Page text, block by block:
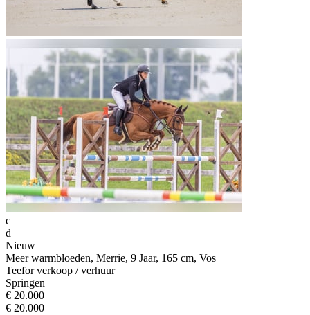
c
d
Nieuw
Meer warmbloeden, Merrie, 9 Jaar, 165 cm, Vos
Teefor verkoop / verhuur
Springen
€ 20.000
€ 20.000